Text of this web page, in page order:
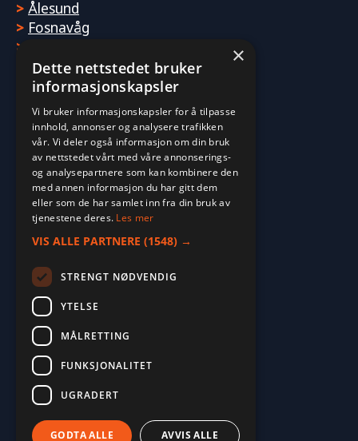
25007004 Sonar ekkoloddsgiver
549583 Q fjernkontroll
Vi tar forbehold om feil i ekstrautstyrsliste
LUKK
> Ålesund
> Fosnavåg
>
2026. ALL RIGHTS RESERVED.
POWERED BY EMPORI CMS
×
Dette nettstedet bruker
informasjonskapsler
Vi bruker informasjonskapsler for å tilpasse
innhold, annonser og analysere trafikken
vår. Vi deler også informasjon om din bruk
av nettstedet vårt med våre annonserings-
og analysepartnere som kan kombinere den
med annen informasjon du har gitt dem
eller som de har samlet inn fra din bruk av
tjenestene deres. Les mer
VIS ALLE PARTNERE (1548) →
STRENGT NØDVENDIG
YTELSE
MÅLRETTING
FUNKSJONALITET
UGRADERT
GODTA ALLE AVVIS ALLE